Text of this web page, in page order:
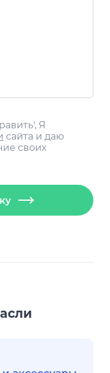
Я
сайта и даю
своих